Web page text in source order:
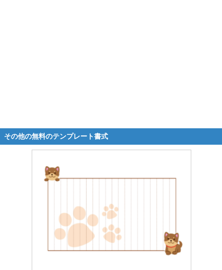
その他の無料のテンプレート書式